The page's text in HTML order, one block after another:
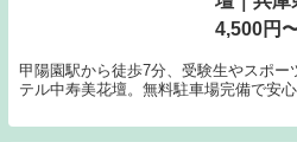
4,500円
甲陽園駅から徒歩7分、受験生やスポ
テル中寿美花壇。無料駐車場完備で安